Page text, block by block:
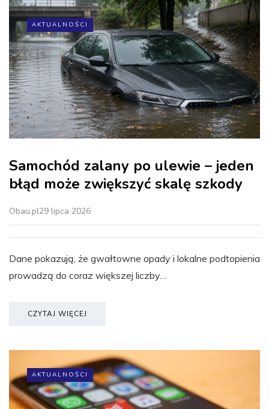
AKTUALNOŚCI
Samochód zalany po ulewie – jeden
błąd może zwiększyć skalę szkody
Obau.pl29 lipca 2026
Dane pokazują, że gwałtowne opady i lokalne podtopienia
prowadzą do coraz większej liczby…
CZYTAJ WIĘCEJ
AKTUALNOŚCI